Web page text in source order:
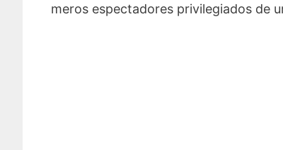
meros espectadores privilegiados de